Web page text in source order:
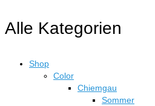
der
Alle Kategorien
Shop
Color
Chiemgau
Sommer